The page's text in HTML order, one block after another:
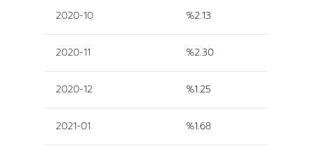
2020-10 %2.13
2020-11 %2.30
2020-12 %1.25
2021-01 %1.68